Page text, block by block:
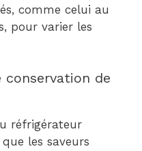
comme celui au
pour varier les
conservation de
réfrigérateur
les saveurs